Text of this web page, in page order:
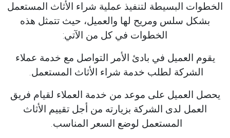
الخطوات البسيطة لتنفيذ عملية شراء الأثاث المستعمل
بشكل سلس ومريح لها والعميل، حيث تتمثل هذه
الخطوات في كل من الآتي:
يقوم العميل في بادئ الأمر التواصل مع خدمة عملاء
الشركة لطلب خدمة شراء الأثاث المستعمل.
يحصل العميل على موعد من خدمة العملاء لقيام فريق
العمل لدى الشركة بزيارته من أجل تقييم الأثاث
المستعمل لوضع السعر المناسب.